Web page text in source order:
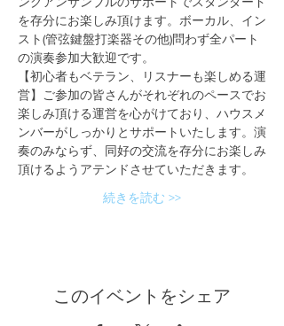
を存分にお楽しみ頂けます。ボーカル、イン
スト(管弦鍵盤打楽器その他)問わず全パート
の演奏参加大歓迎です。
【初心者もベテラン、リスナーも楽しめる運
営】ご参加の皆さんがそれぞれのペースでお
楽しみ頂ける運営を心がけており、ハウスメ
ンバーがしっかりとサポートいたします。演
奏のみならず、同好の交流を存分にお楽しみ
頂けるようアテンドさせていただきます。
続きを読む >>
このイベントをシェア